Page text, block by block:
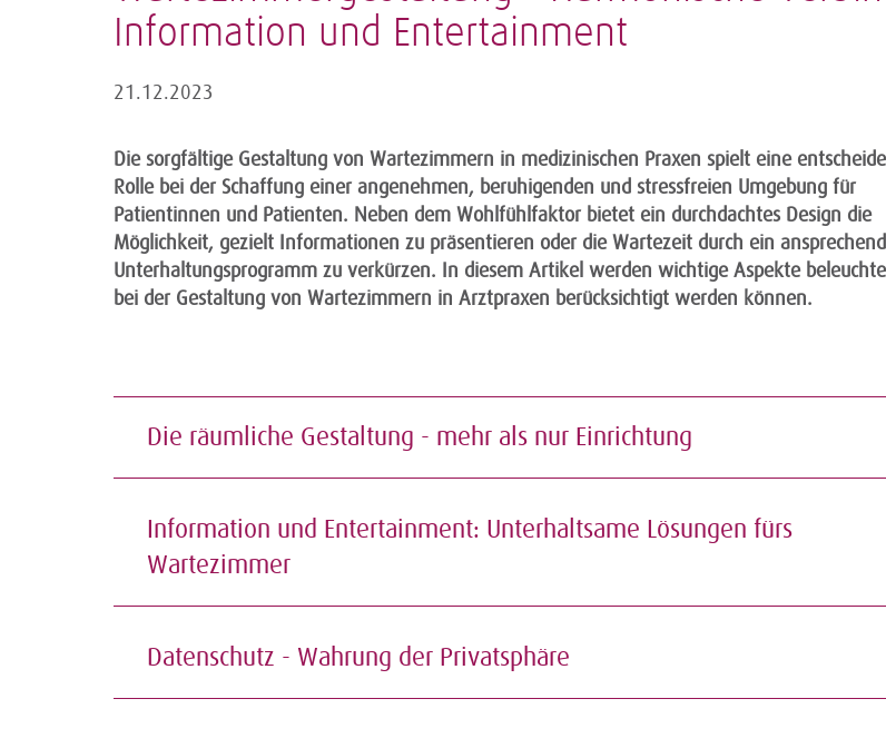
Information und Entertainment
21.12.2023
Die sorgfältige Gestaltung von Wartezimmern in medizinischen Praxen spielt eine
Rolle bei der Schaffung einer angenehmen, beruhigenden und stressfreien Umgebung für
Patientinnen und Patienten. Neben dem Wohlfühlfaktor bietet ein durchdachtes Design die
Möglichkeit, gezielt Informationen zu präsentieren oder die Wartezeit durch ein
Unterhaltungsprogramm zu verkürzen. In diesem Artikel werden wichtige Aspekte
bei der Gestaltung von Wartezimmern in Arztpraxen berücksichtigt werden können.
Die räumliche Gestaltung - mehr als nur Einrichtung
Information und Entertainment: Unterhaltsame Lösungen fürs
Wartezimmer
Datenschutz - Wahrung der Privatsphäre